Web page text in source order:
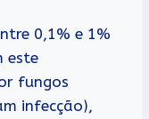
0,1% e 1%
este
fungos
infecção),